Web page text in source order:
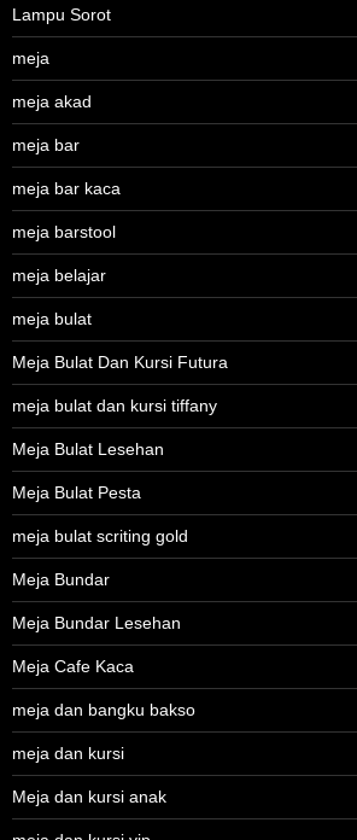
Lampu Sorot
meja
meja akad
meja bar
meja bar kaca
meja barstool
meja belajar
meja bulat
Meja Bulat Dan Kursi Futura
meja bulat dan kursi tiffany
Meja Bulat Lesehan
Meja Bulat Pesta
meja bulat scriting gold
Meja Bundar
Meja Bundar Lesehan
Meja Cafe Kaca
meja dan bangku bakso
meja dan kursi
Meja dan kursi anak